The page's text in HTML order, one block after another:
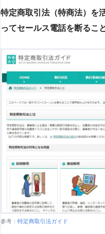
特定商取引法（特商法）を
ってセールス電話を断るこ
参考： 特定商取引法ガイド